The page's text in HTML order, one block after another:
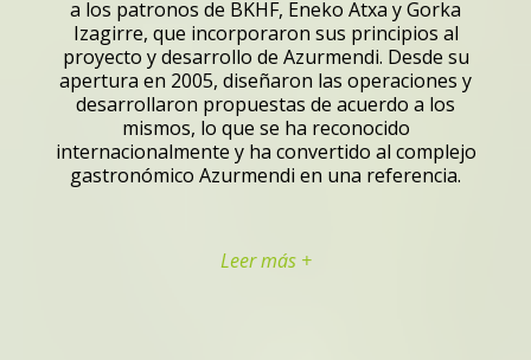
a los patronos de BKHF, Eneko Atxa y Gorka
Izagirre, que incorporaron sus principios al
proyecto y desarrollo de Azurmendi. Desde su
apertura en 2005, diseñaron las operaciones y
desarrollaron propuestas de acuerdo a los
mismos, lo que se ha reconocido
internacionalmente y ha convertido al complejo
gastronómico Azurmendi en una referencia.
Leer más +